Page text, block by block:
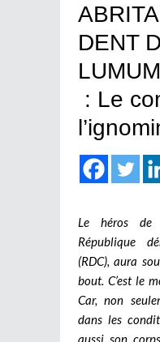
DENT
: Le
Le héros de
République
(RDC), aura
bout. C’est le
Car, non
dans les
aussi son